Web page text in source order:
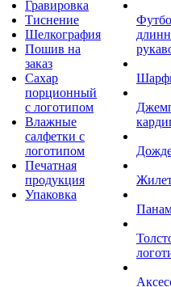
Гравировка
Тиснение
Шелкография
Пошив на
заказ
Сахар
порционный
с логотипом
Влажные
салфетки с
логотипом
Печатная
продукция
Упаковка